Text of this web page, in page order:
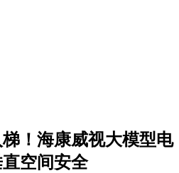
！海康威视大模型电
空间安全